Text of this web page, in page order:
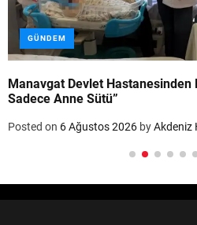
GÜNDEM
Manavgat Devlet Hastanesinden
Sadece Anne Sütü”
Posted on 6 Ağustos 2026 byAkdeniz